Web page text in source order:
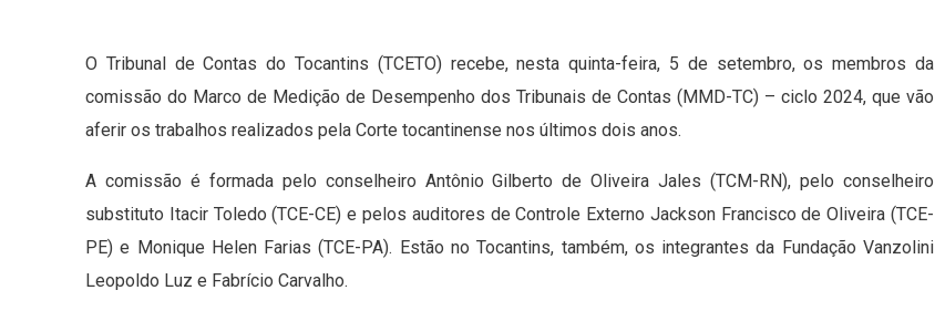
O Tribunal de Contas do Tocantins (TCETO) recebe, nesta quinta-feira, 5 de setembro, os membros da
comissão do Marco de Medição de Desempenho dos Tribunais de Contas (MMD-TC) – ciclo 2024, que vão
aferir os trabalhos realizados pela Corte tocantinense nos últimos dois anos.
A comissão é formada pelo conselheiro Antônio Gilberto de Oliveira Jales (TCM-RN), pelo conselheiro
substituto Itacir Toledo (TCE-CE) e pelos auditores de Controle Externo Jackson Francisco de Oliveira (TCE-
PE) e Monique Helen Farias (TCE-PA). Estão no Tocantins, também, os integrantes da Fundação Vanzolini
Leopoldo Luz e Fabrício Carvalho.